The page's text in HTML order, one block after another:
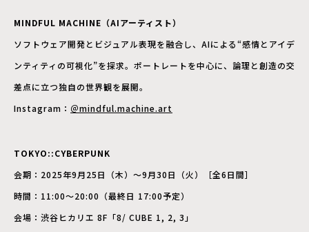
MINDFUL MACHINE（AIアーティスト）
ソフトウェア開発とビジュアル表現を融合し、AIによる“感情とアイデ
ンティティの可視化”を探求。ポートレートを中心に、論理と創造の交
差点に立つ独自の世界観を展開。
Instagram： ＠mindful.machine.art
TOKYO::CYBERPUNK
会期：2025年9月25日（木）〜9月30日（火）［全6日間］
時間：11:00〜20:00（最終日 17:00予定）
会場：渋谷ヒカリエ 8F「8/ CUBE 1, 2, 3」